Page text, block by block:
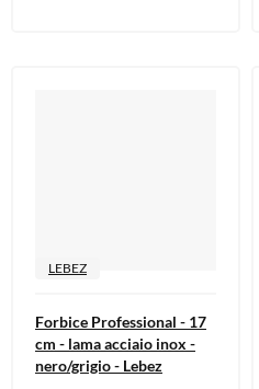
LEBEZ
Forbice Professional - 17
cm - lama acciaio inox -
nero/grigio - Lebez